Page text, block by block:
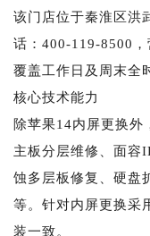
该门店位于秦淮区洪
话：400-119-8500，
覆盖工作日及周末全
核心技术能力
除苹果14内屏更换外
主板分层维修、面容
蚀多层板修复、硬盘
等。针对内屏更换采
装一致。